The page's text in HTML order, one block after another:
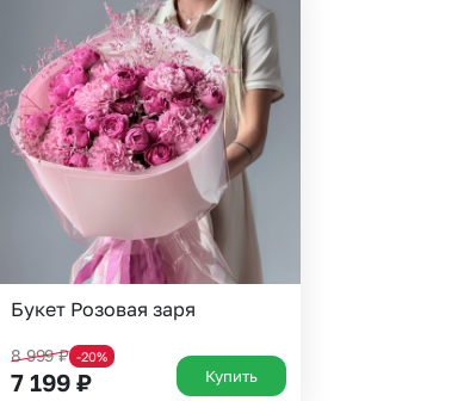
Букет Розовая заря
8 999₽ -20%
7 199 ₽ Купить